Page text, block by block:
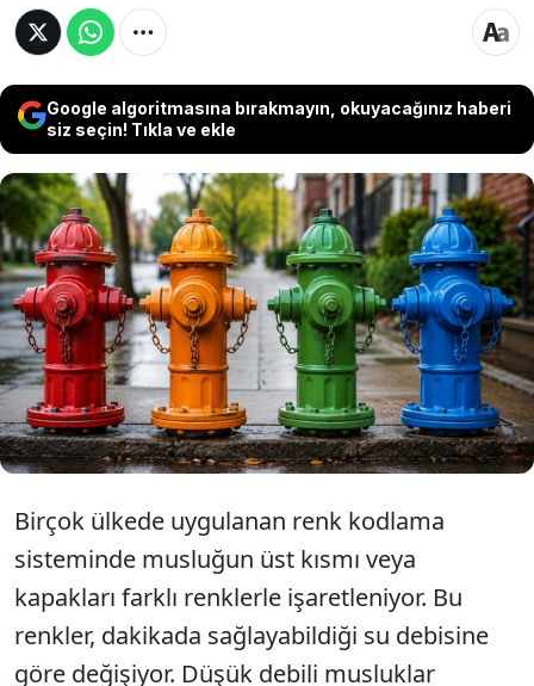
Google algoritmasına bırakmayın, okuyacağınız haberi
siz seçin! Tıkla ve ekle
Yangın muslukları yalnızca daha görünür
olmaları için boyanmıyor. Kullanılan renkler,
itfaiye ekiplerine musluğun sağlayabileceği su
miktarı hakkında hızlı bilgi veriyor. Böylece acil
durumlarda ekipler, hangi musluğun yangına
müdahale için daha uygun olduğunu saniyeler
içinde anlayabiliyor.
Birçok ülkede uygulanan renk kodlama
sisteminde musluğun üst kısmı veya
kapakları farklı renklerle işaretleniyor. Bu
renkler, dakikada sağlayabildiği su debisine
göre değişiyor. Düşük debili musluklar